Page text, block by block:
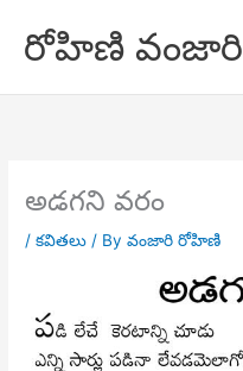
content
రోహిణి వంజారి
అడగని వరం
/కవితలు / Byవంజారి రోహిణి